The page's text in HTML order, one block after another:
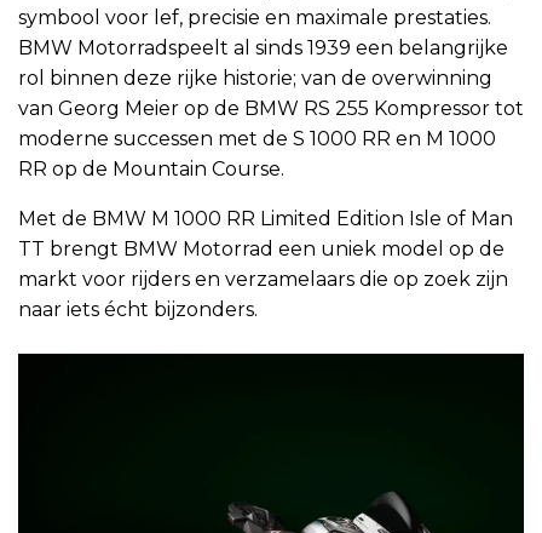
symbool voor lef, precisie en maximale prestaties.
BMW Motorradspeelt al sinds 1939 een belangrijke
rol binnen deze rijke historie; van de overwinning
van Georg Meier op de BMW RS 255 Kompressor tot
moderne successen met de S 1000 RR en M 1000
RR op de Mountain Course.
Met de BMW M 1000 RR Limited Edition Isle of Man
TT brengt BMW Motorrad een uniek model op de
markt voor rijders en verzamelaars die op zoek zijn
naar iets écht bijzonders.